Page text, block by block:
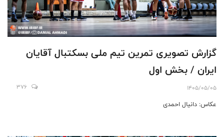
گزارش تصویری تمرین تیم ملی بسکتبال آقایان
ایران / بخش اول
1405/05/05
376
عکاس: دانیال احمدی